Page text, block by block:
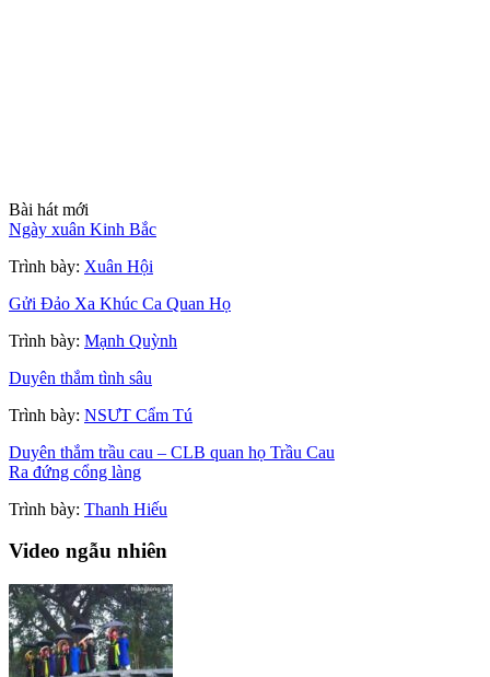
Bài hát mới
Ngày xuân Kinh Bắc
Trình bày: Xuân Hội
Gửi Đảo Xa Khúc Ca Quan Họ
Trình bày: Mạnh Quỳnh
Duyên thắm tình sâu
Trình bày: NSƯT Cẩm Tú
Duyên thắm trầu cau – CLB quan họ Trầu Cau
Ra đứng cổng làng
Trình bày: Thanh Hiếu
Video ngẫu nhiên